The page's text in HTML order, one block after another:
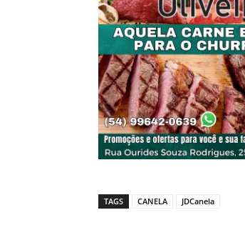
TAGS CANELA JDCanela